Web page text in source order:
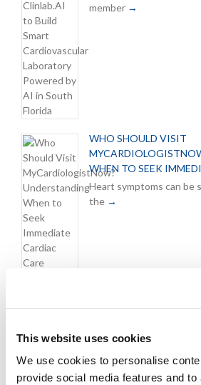
This website uses cookies
We use cookies to personalise
provide social media features and
member
WHO SHOULD VISIT
WHEN TO SEEK
Heart symptoms can be
the
When it comes to your